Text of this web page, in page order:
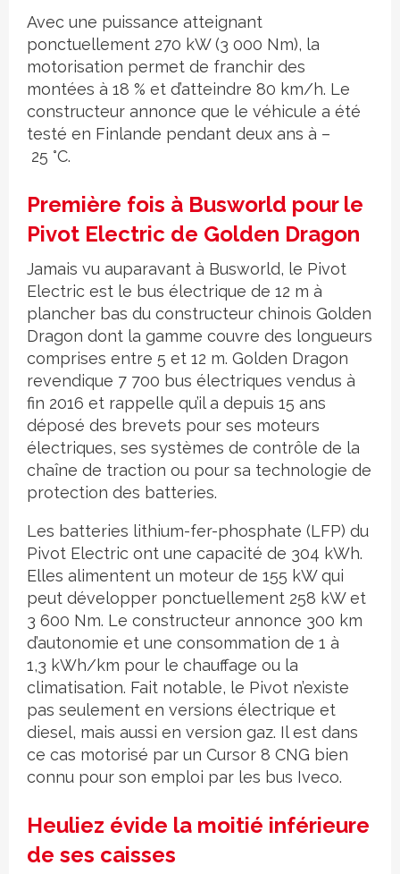
Avec une puissance atteignant
ponctuellement 270 kW (3 000 Nm), la
motorisation permet de franchir des
montées à 18 % et d’atteindre 80 km/h. Le
constructeur annonce que le véhicule a été
testé en Finlande pendant deux ans à –
25 °C.
Première fois à Busworld pour le
Pivot Electric de Golden Dragon
Jamais vu auparavant à Busworld, le Pivot
Electric est le bus électrique de 12 m à
plancher bas du constructeur chinois Golden
Dragon dont la gamme couvre des longueurs
comprises entre 5 et 12 m. Golden Dragon
revendique 7 700 bus électriques vendus à
fin 2016 et rappelle qu’il a depuis 15 ans
déposé des brevets pour ses moteurs
électriques, ses systèmes de contrôle de la
chaîne de traction ou pour sa technologie de
protection des batteries.
Les batteries lithium-fer-phosphate (LFP) du
Pivot Electric ont une capacité de 304 kWh.
Elles alimentent un moteur de 155 kW qui
peut développer ponctuellement 258 kW et
3 600 Nm. Le constructeur annonce 300 km
d’autonomie et une consommation de 1 à
1,3 kWh/km pour le chauffage ou la
climatisation. Fait notable, le Pivot n’existe
pas seulement en versions électrique et
diesel, mais aussi en version gaz. Il est dans
ce cas motorisé par un Cursor 8 CNG bien
connu pour son emploi par les bus Iveco.
Heuliez évide la moitié inférieure
de ses caisses